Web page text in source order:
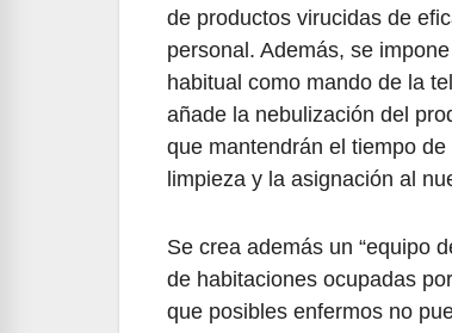
de productos virucidas de
personal. Además, se
habitual como mando de la
añade la nebulización del
que mantendrán el tiempo
limpieza y la asignación al
Se crea además un “equipo
de habitaciones ocupadas
que posibles enfermos no